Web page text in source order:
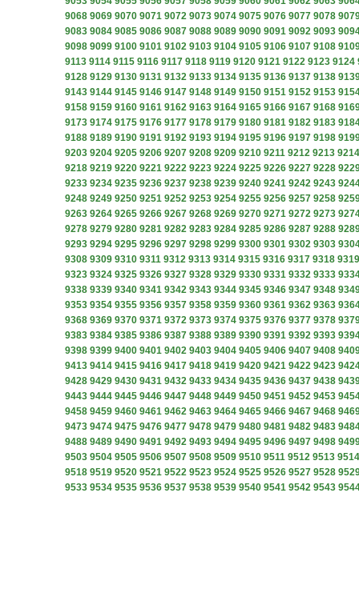
9068 9069 9070 9071 9072 9073 9074 9075 9076 9077 9078
9083 9084 9085 9086 9087 9088 9089 9090 9091 9092 9093
9098 9099 9100 9101 9102 9103 9104 9105 9106 9107 9108
9113 9114 9115 9116 9117 9118 9119 9120 9121 9122 9123 9124
9128 9129 9130 9131 9132 9133 9134 9135 9136 9137 9138
9143 9144 9145 9146 9147 9148 9149 9150 9151 9152 9153
9158 9159 9160 9161 9162 9163 9164 9165 9166 9167 9168
9173 9174 9175 9176 9177 9178 9179 9180 9181 9182 9183
9188 9189 9190 9191 9192 9193 9194 9195 9196 9197 9198
9203 9204 9205 9206 9207 9208 9209 9210 9211 9212 9213 9214
9218 9219 9220 9221 9222 9223 9224 9225 9226 9227 9228
9233 9234 9235 9236 9237 9238 9239 9240 9241 9242 9243
9248 9249 9250 9251 9252 9253 9254 9255 9256 9257 9258
9263 9264 9265 9266 9267 9268 9269 9270 9271 9272 9273
9278 9279 9280 9281 9282 9283 9284 9285 9286 9287 9288
9293 9294 9295 9296 9297 9298 9299 9300 9301 9302 9303
9308 9309 9310 9311 9312 9313 9314 9315 9316 9317 9318 9319
9323 9324 9325 9326 9327 9328 9329 9330 9331 9332 9333
9338 9339 9340 9341 9342 9343 9344 9345 9346 9347 9348
9353 9354 9355 9356 9357 9358 9359 9360 9361 9362 9363
9368 9369 9370 9371 9372 9373 9374 9375 9376 9377 9378
9383 9384 9385 9386 9387 9388 9389 9390 9391 9392 9393
9398 9399 9400 9401 9402 9403 9404 9405 9406 9407 9408
9413 9414 9415 9416 9417 9418 9419 9420 9421 9422 9423
9428 9429 9430 9431 9432 9433 9434 9435 9436 9437 9438
9443 9444 9445 9446 9447 9448 9449 9450 9451 9452 9453
9458 9459 9460 9461 9462 9463 9464 9465 9466 9467 9468
9473 9474 9475 9476 9477 9478 9479 9480 9481 9482 9483
9488 9489 9490 9491 9492 9493 9494 9495 9496 9497 9498
9503 9504 9505 9506 9507 9508 9509 9510 9511 9512 9513 9514
9518 9519 9520 9521 9522 9523 9524 9525 9526 9527 9528
9533 9534 9535 9536 9537 9538 9539 9540 9541 9542 9543